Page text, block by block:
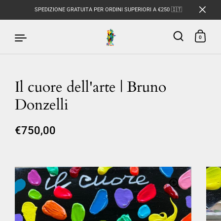
Passa ai contenuti
SPEDIZIONE GRATUITA PER ORDINI SUPERIORI A €250 🇮🇹
0
Il cuore dell'arte | Bruno
Donzelli
€750,00